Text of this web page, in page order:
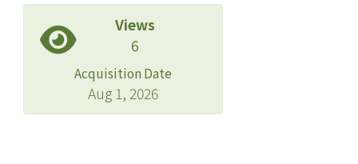
Views
6
Acquisition Date
Aug 1, 2026